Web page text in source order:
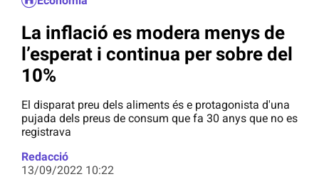
La inflació es modera menys de
l’esperat i continua per sobre del
10%
El disparat preu dels aliments és e protagonista d'una
pujada dels preus de consum que fa 30 anys que no es
registrava
Redacció
13/09/2022 10:22